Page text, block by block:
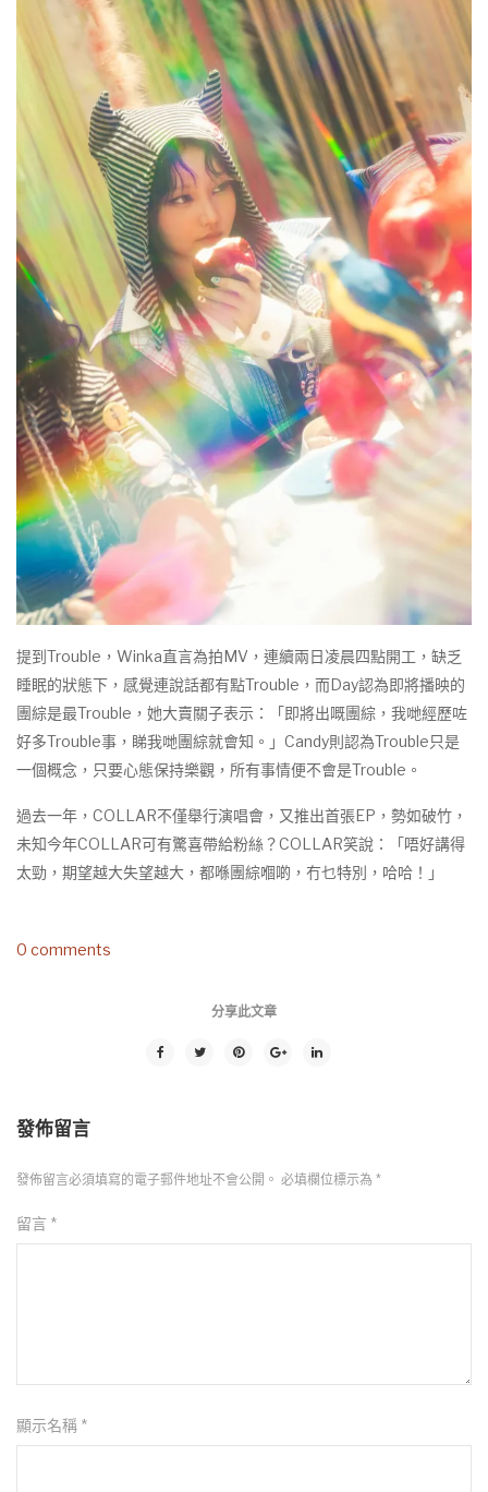
提到Trouble，Winka直言為拍MV，連續兩日凌晨四點開工，缺乏
睡眠的狀態下，感覺連說話都有點Trouble，而Day認為即將播映的
團綜是最Trouble，她大賣關子表示：「即將出嘅團綜，我哋經歷咗
好多Trouble事，睇我哋團綜就會知。」Candy則認為Trouble只是
一個概念，只要心態保持樂觀，所有事情便不會是Trouble。
過去一年，COLLAR不僅舉行演唱會，又推出首張EP，勢如破竹，
未知今年COLLAR可有驚喜帶給粉絲？COLLAR笑說：「唔好講得
太勁，期望越大失望越大，都喺團綜嗰啲，冇乜特別，哈哈！」
0 comments
分享此文章
發佈留言
發佈留言必須填寫的電子郵件地址不會公開。 必填欄位標示為 *
留言 *
顯示名稱 *